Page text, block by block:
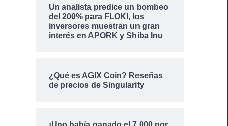
Un analista predice un bombeo
del 200% para FLOKI, los
inversores muestran un gran
interés en APORK y Shiba Inu
¿Qué es AGIX Coin? Reseñas
de precios de Singularity